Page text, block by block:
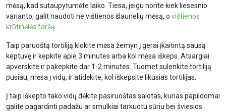
mėsą, kad sutaupytumėte laiko. Tiesa, jeigu norite kiek liesesnio
varianto, galit naudoti ne vištienos šlaunelių mėsą, o vištienos
krūtinėlės faršą
Taip paruoštą tortiliją klokite mėsa žemyn į gerai įkaitintą sausą
keptuvę ir kepkite apie 3 minutes arba kol mėsa iškeps. Atsargiai
apverskite ir pakepkite dar 1-2 minutes. Tuomet sulenkite tortiliją
pusiau, mėsa į vidų, ir atidėkite, kol iškepsite likusias tortilijas.
Į taip iškepto tako vidų dėkite pasiruoštas salotas, kurias papildomai
galite pagardinti padažu ar smulkiai tarkuotu sūriu bei šviesios